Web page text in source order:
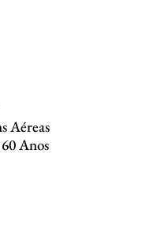
Aéreas
Anos